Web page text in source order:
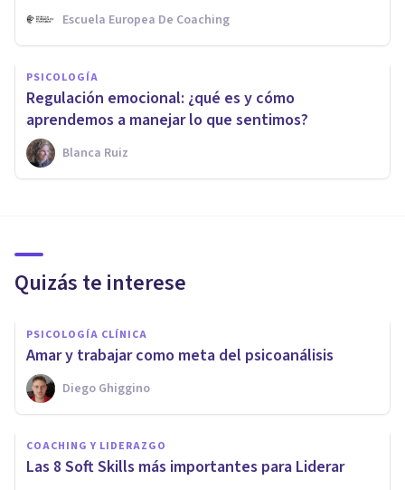
Escuela Europea De Coaching
PSICOLOGÍA
Regulación emocional: ¿qué es y cómo
aprendemos a manejar lo que sentimos?
Blanca Ruiz
Quizás te interese
PSICOLOGÍA CLÍNICA
Amar y trabajar como meta del psicoanálisis
Diego Ghiggino
COACHING Y LIDERAZGO
Las 8 Soft Skills más importantes para Liderar